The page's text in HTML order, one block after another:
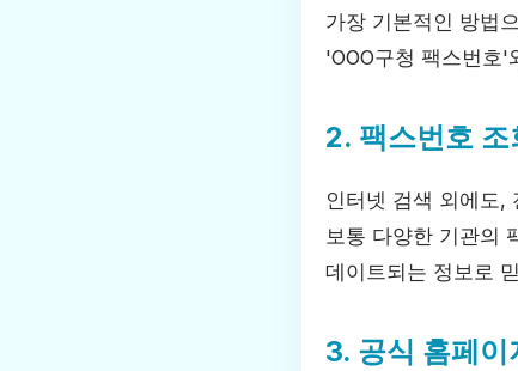
가장 기본적인 방법
'OOO구청 팩스번호'
2. 팩스번호
인터넷 검색 외에도,
보통 다양한 기관의
데이트되는 정보로
3. 공식 홈페이